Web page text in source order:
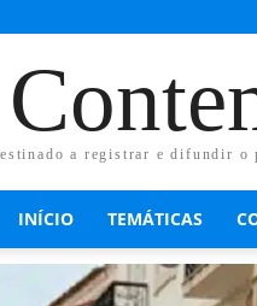
a registrar e difundir o
INÍCIO TEMÁTICAS